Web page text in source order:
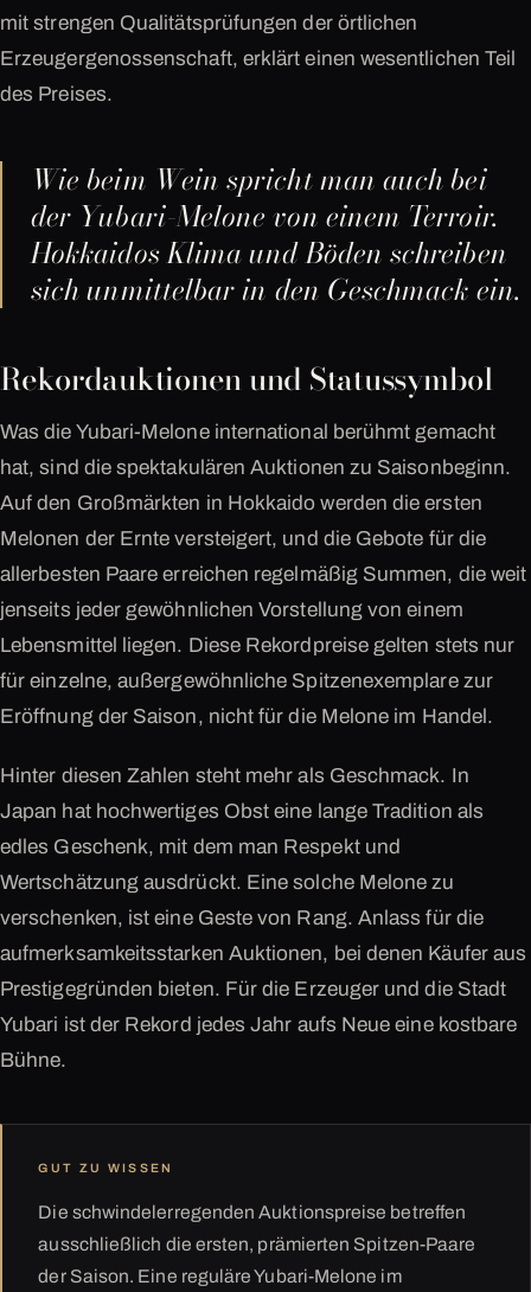
mit strengen Qualitätsprüfungen der örtlichen
Erzeugergenossenschaft, erklärt einen wesentlichen Teil
des Preises.
Wie beim Wein spricht man auch bei
der Yubari-Melone von einem Terroir.
Hokkaidos Klima und Böden schreiben
sich unmittelbar in den Geschmack ein.
Rekordauktionen und Statussymbol
Was die Yubari-Melone international berühmt gemacht
hat, sind die spektakulären Auktionen zu Saisonbeginn.
Auf den Großmärkten in Hokkaido werden die ersten
Melonen der Ernte versteigert, und die Gebote für die
allerbesten Paare erreichen regelmäßig Summen, die weit
jenseits jeder gewöhnlichen Vorstellung von einem
Lebensmittel liegen. Diese Rekordpreise gelten stets nur
für einzelne, außergewöhnliche Spitzenexemplare zur
Eröffnung der Saison, nicht für die Melone im Handel.
Hinter diesen Zahlen steht mehr als Geschmack. In
Japan hat hochwertiges Obst eine lange Tradition als
edles Geschenk, mit dem man Respekt und
Wertschätzung ausdrückt. Eine solche Melone zu
verschenken, ist eine Geste von Rang. Anlass für die
aufmerksamkeitsstarken Auktionen, bei denen Käufer aus
Prestigegründen bieten. Für die Erzeuger und die Stadt
Yubari ist der Rekord jedes Jahr aufs Neue eine kostbare
Bühne.
GUT ZU WISSEN
Die schwindelerregenden Auktionspreise betreffen
ausschließlich die ersten, prämierten Spitzen-Paare
der Saison. Eine reguläre Yubari-Melone im